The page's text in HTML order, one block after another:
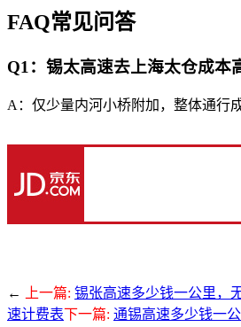
FAQ常见问答
Q1：锡太高速去上海太仓成本
A：仅少量内河小桥附加，整体通行
← 上一篇: 锡张高速多少钱一公里，
速计费表下一篇: 通锡高速多少钱一